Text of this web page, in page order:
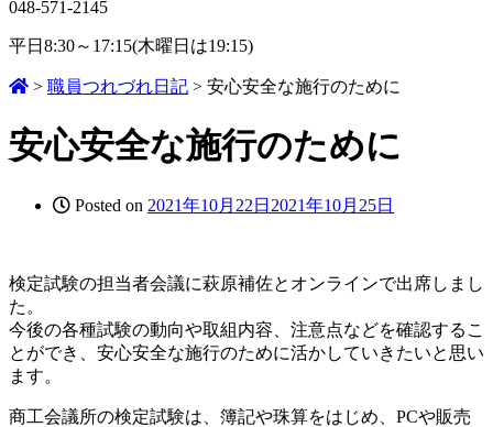
048-571-2145
平日8:30～17:15(木曜日は19:15)
> 職員つれづれ日記 > 安心安全な施行のために
安心安全な施行のために
Posted on 2021年10月22日 2021年10月25日
検定試験の担当者会議に萩原補佐とオンラインで出席しまし
た。
今後の各種試験の動向や取組内容、注意点などを確認するこ
とができ、安心安全な施行のために活かしていきたいと思い
ます。
商工会議所の検定試験は、簿記や珠算をはじめ、PCや販売